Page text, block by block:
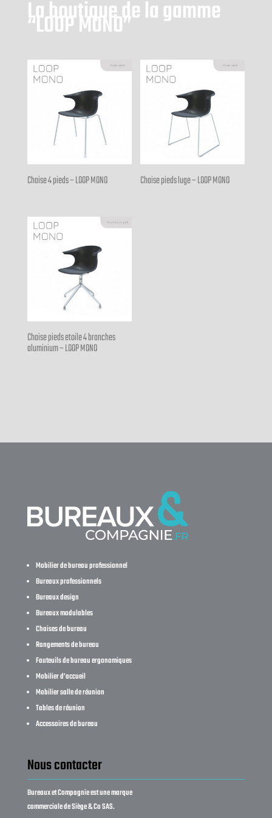
La boutique de la gamme
“LOOP MONO”
Chaise 4 pieds – LOOP MONO Chaise pieds luge – LOOP MONO
Chaise pieds etoile 4 branches
aluminium – LOOP MONO
Mobilier de bureau professionnel
Bureaux professionnels
Bureaux design
Bureaux modulables
Chaises de bureau
Rangements de bureau
Fauteuils de bureau ergonomiques
Mobilier d’accueil
Mobilier salle de réunion
Tables de réunion
Accessoires de bureau
Nous contacter
Bureaux et Compagnie est une marque
commerciale de Siège & Co SAS.